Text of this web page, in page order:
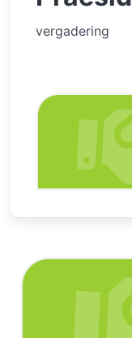
vergadering